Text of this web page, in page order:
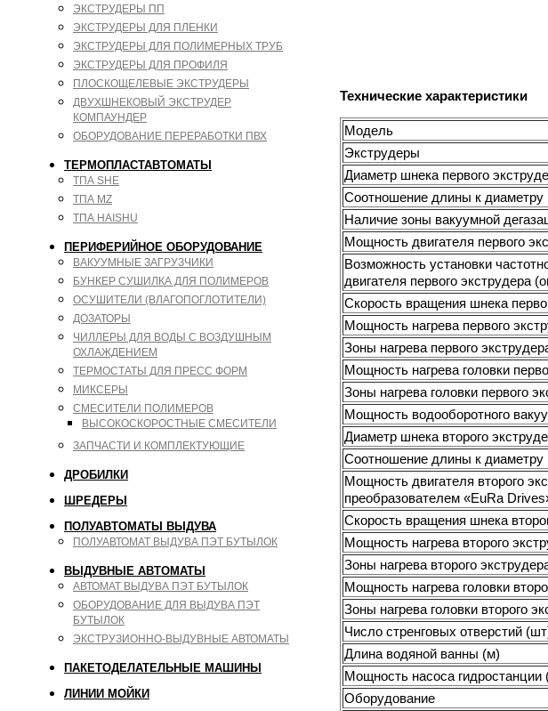
ЭКСТРУДЕРЫ ПП
ЭКСТРУДЕРЫ ДЛЯ ПЛЕНКИ
ЭКСТРУДЕРЫ ДЛЯ ПОЛИМЕРНЫХ ТРУБ
ЭКСТРУДЕРЫ ДЛЯ ПРОФИЛЯ
ПЛОСКОЩЕЛЕВЫЕ ЭКСТРУДЕРЫ
ДВУХШНЕКОВЫЙ ЭКСТРУДЕР
КОМПАУНДЕР
ОБОРУДОВАНИЕ ПЕРЕРАБОТКИ ПВХ
ТЕРМОПЛАСТАВТОМАТЫ
ТПА SHE
ТПА MZ
ТПА HAISHU
ПЕРИФЕРИЙНОЕ ОБОРУДОВАНИЕ
ВАКУУМНЫЕ ЗАГРУЗЧИКИ
БУНКЕР СУШИЛКА ДЛЯ ПОЛИМЕРОВ
ОСУШИТЕЛИ (ВЛАГОПОГЛОТИТЕЛИ)
ДОЗАТОРЫ
ЧИЛЛЕРЫ ДЛЯ ВОДЫ С ВОЗДУШНЫМ
ОХЛАЖДЕНИЕМ
ТЕРМОСТАТЫ ДЛЯ ПРЕСС ФОРМ
МИКСЕРЫ
СМЕСИТЕЛИ ПОЛИМЕРОВ
ВЫСОКОСКОРОСТНЫЕ СМЕСИТЕЛИ
ЗАПЧАСТИ И КОМПЛЕКТУЮЩИЕ
ДРОБИЛКИ
ШРЕДЕРЫ
ПОЛУАВТОМАТЫ ВЫДУВА
ПОЛУАВТОМАТ ВЫДУВА ПЭТ БУТЫЛОК
ВЫДУВНЫЕ АВТОМАТЫ
АВТОМАТ ВЫДУВА ПЭТ БУТЫЛОК
ОБОРУДОВАНИЕ ДЛЯ ВЫДУВА ПЭТ
БУТЫЛОК
ЭКСТРУЗИОННО-ВЫДУВНЫЕ АВТОМАТЫ
ПАКЕТОДЕЛАТЕЛЬНЫЕ МАШИНЫ
ЛИНИИ МОЙКИ
Технические характеристики
Модель
Экструдеры
Диаметр шнека первого
Соотношение длины к диаметру
Наличие зоны вакуумной
Мощность двигателя первого
Возможность установки
двигателя первого экструдера
Скорость вращения шнека
Мощность нагрева первого
Зоны нагрева первого
Мощность нагрева головки
Зоны нагрева головки первого
Мощность водооборотного
Диаметр шнека второго
Соотношение длины к диаметру
Мощность двигателя второго
преобразователем «EuRa
Скорость вращения шнека
Мощность нагрева второго
Зоны нагрева второго
Мощность нагрева головки
Зоны нагрева головки второго
Число стренговых отверстий
Длина водяной ванны (м)
Мощность насоса гидростанции
Оборудование